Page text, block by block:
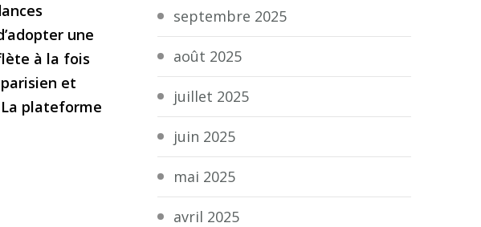
une
à la fois
et
La plateforme
septembre 2025
août 2025
juillet 2025
juin 2025
mai 2025
avril 2025